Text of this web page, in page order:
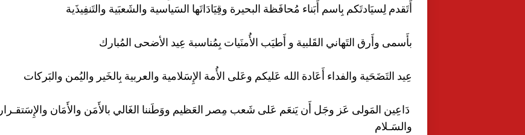
أَتَقدم لِسيَادتَكم بِاسم أَبَناء مُحافَظة البحيرة وقِيَادَاتَها السَياسية والشَعبَية والتَنفِيذَية
بأَسمى وأَرق التَهاني القَلبية و أَطيَب الأُمنَيات بِمُناسبة عِيد الأضحى المُبارك
عِيد التَضَحَية والفداء أَعَادة الله عَليكم وعَلى الأُمة الإِسَلامية والعربية بِالخَير واليُمن والبَركات
دَاعِين المَولى عَز وجَل أَن يَنعَم عَلى شَعب مِصر العَظيم ووَطَننا الغَالي بالأَمَن والأَمَان والإِسَتقـرار
والسَـلام